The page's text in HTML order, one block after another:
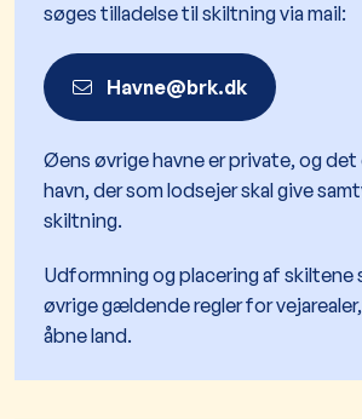
søges tilladelse til skiltning via mail:
Havne@brk.dk
Øens øvrige havne er private, og det
havn, der som lodsejer skal give
skiltning.
Udformning og placering af skiltene
øvrige gældende regler for
åbne land.